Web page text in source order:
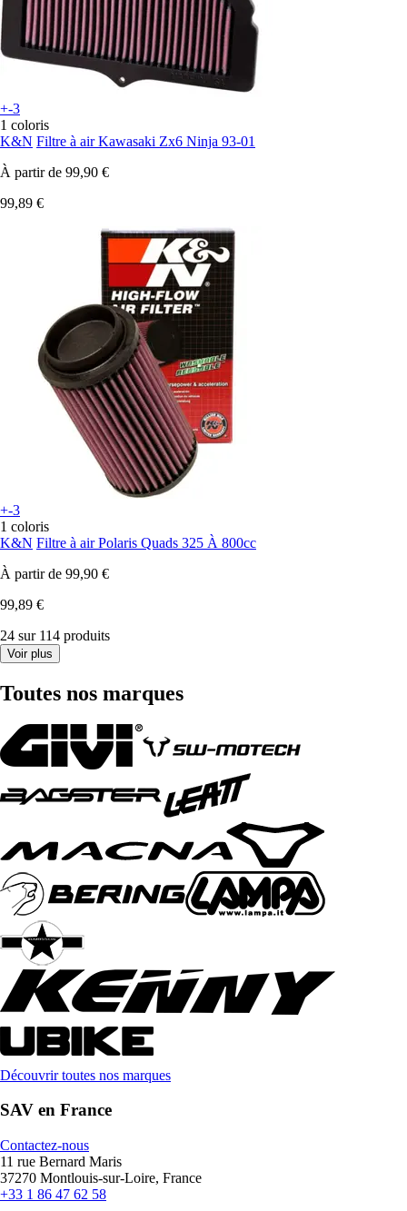
+-3
1 coloris
K&N Filtre à air Kawasaki Zx6 Ninja 93-01
À partir de 99,90 €
99,89 €
+-3
1 coloris
K&N Filtre à air Polaris Quads 325 À 800cc
À partir de 99,90 €
99,89 €
24 sur 114 produits
Voir plus
Toutes nos marques
Découvrir toutes nos marques
SAV en France
Contactez-nous
11 rue Bernard Maris
37270 Montlouis-sur-Loire, France
+33 1 86 47 62 58